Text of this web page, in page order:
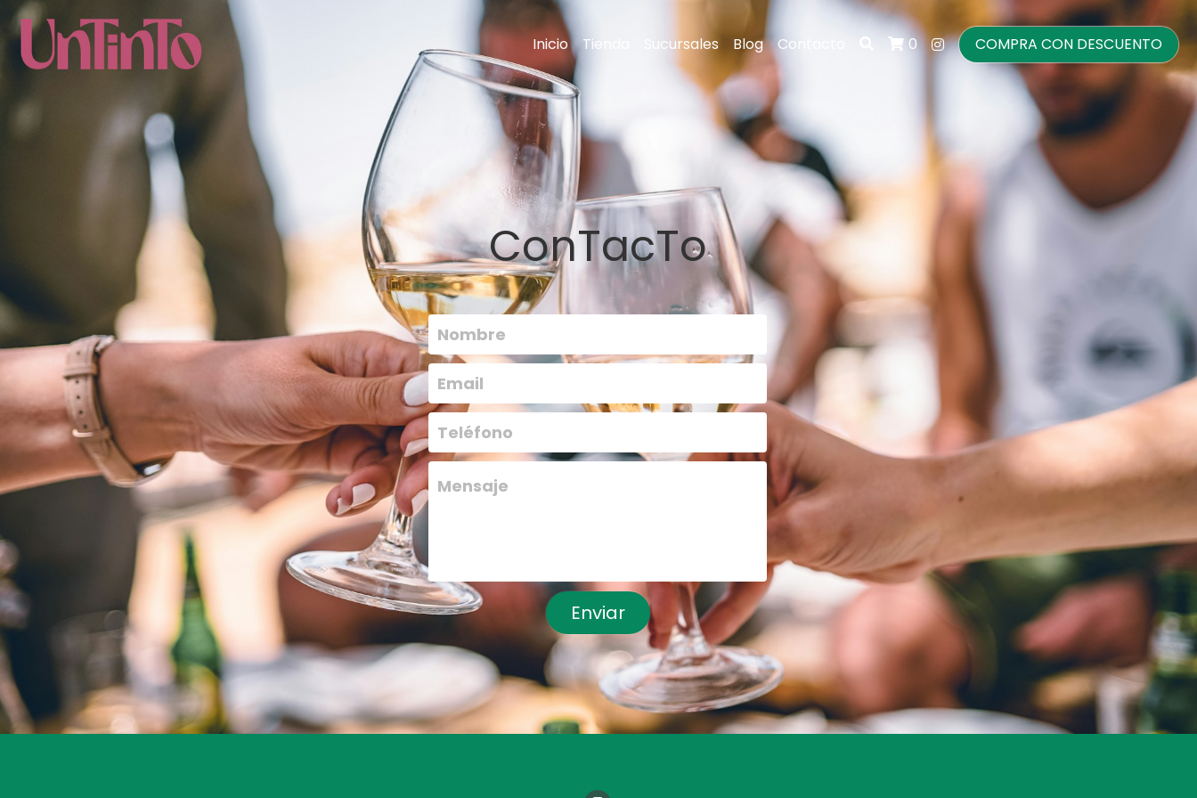
Inicio Tienda Sucursales Blog Contacto 0 COMPRA CON DESCUENTO
ConTacTo
Nombre
Email
Teléfono
Mensaje
Enviar